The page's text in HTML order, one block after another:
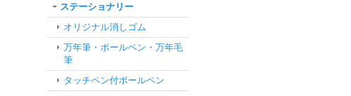
ステーショナリー
オリジナル消しゴム
万年筆・ボールペン・万年毛
筆
タッチペン付ボールペン